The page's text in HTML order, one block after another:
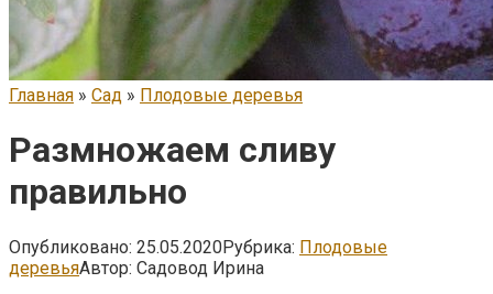
Главная » Сад » Плодовые деревья
Размножаем сливу
правильно
Опубликовано: 25.05.2020Рубрика: Плодовые
деревьяАвтор: Садовод Ирина